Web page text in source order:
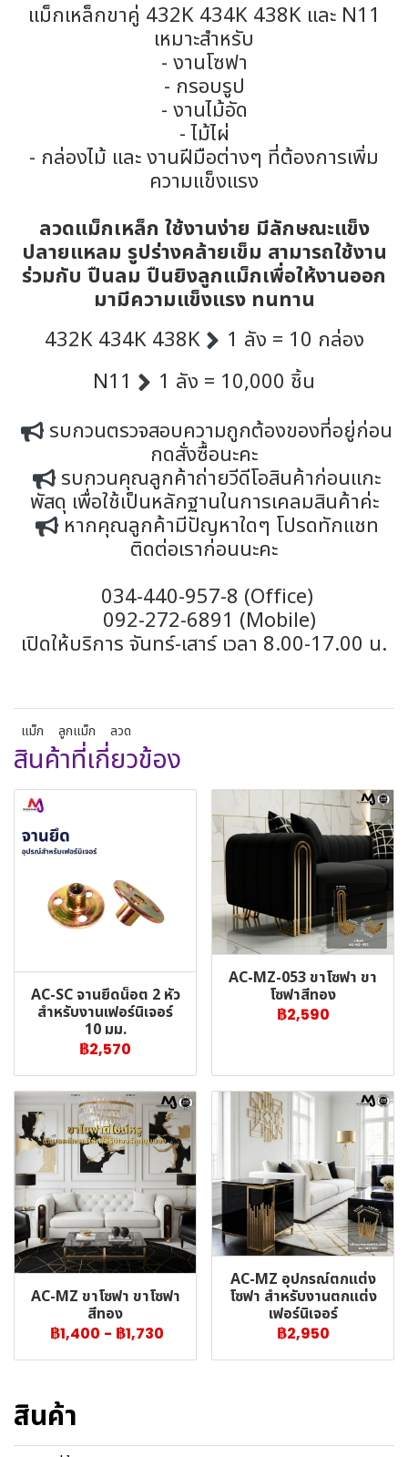
แม็กเหล็กขาคู่ 432K 434K 438K และ N11
เหมาะสำหรับ
- งานโซฟา
- กรอบรูป
- งานไม้อัด
- ไม้ไผ่
- กล่องไม้ และ งานฝีมือต่างๆ ที่ต้องการเพิ่ม
ความแข็งแรง
ลวดแม็กเหล็ก ใช้งานง่าย มีลักษณะแข็ง
ปลายแหลม รูปร่างคล้ายเข็ม สามารถใช้งาน
ร่วมกับ ปืนลม ปืนยิงลูกแม็กเพื่อให้งานออก
มามีความแข็งแรง ทนทาน
432K 434K 438K
1 ลัง = 10 กล่อง
N11
1 ลัง = 10,000 ชิ้น
รบกวนตรวจสอบความถูกต้องของที่อยู่ก่อน
กดสั่งซื้อนะคะ
รบกวนคุณลูกค้าถ่ายวีดีโอสินค้าก่อนแกะ
พัสดุ เพื่อใช้เป็นหลักฐานในการเคลมสินค้าค่ะ
หากคุณลูกค้ามีปัญหาใดๆ โปรดทักแชท
ติดต่อเราก่อนนะคะ
034-440-957-8 (Office)
092-272-6891 (Mobile)
เปิดให้บริการ จันทร์-เสาร์ เวลา 8.00-17.00 น.
แม็ก ลูกแม็ก ลวด
สินค้าที่เกี่ยวข้อง
AC-SC จานยึดน็อต 2 หัว
สำหรับงานเฟอร์นิเจอร์
10 มม.
฿2,570
AC-MZ-053 ขาโซฟา ขา
โซฟาสีทอง
฿2,590
AC-MZ ขาโซฟา ขาโซฟา
สีทอง
฿1,400 - ฿1,730
AC-MZ อุปกรณ์ตกแต่ง
โซฟา สำหรับงานตกแต่ง
เฟอร์นิเจอร์
฿2,950
สินค้า